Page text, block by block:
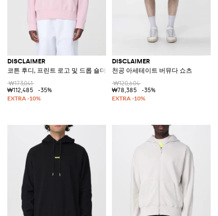
DISCLAIMER
코튼 후디, 프린트 로고 및 드롭 숄더
₩173,041
₩112,485
-35%
DISCLAIMER
천공 아세테이트 버뮤다 쇼츠
₩120,604
₩78,385
-35%